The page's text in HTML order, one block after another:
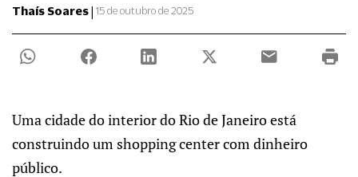
Thaís Soares| 15 de outubro de 2025
Uma cidade do interior do Rio de Janeiro está
construindo um shopping center com dinheiro
público.